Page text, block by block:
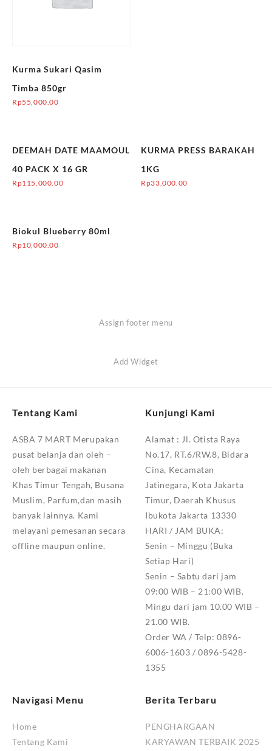
Kurma Sukari Qasim
Timba 850gr
Rp55,000.00
DEEMAH DATE MAAMOUL
40 PACK X 16 GR
Rp115,000.00
KURMA PRESS BARAKAH
1KG
Rp33,000.00
Biokul Blueberry 80ml
Rp10,000.00
Assign footer menu
Add Widget
Tentang Kami
ASBA 7 MART Merupakan
pusat belanja dan oleh –
oleh berbagai makanan
Khas Timur Tengah, Busana
Muslim, Parfum,dan masih
banyak lainnya. Kami
melayani pemesanan secara
offline maupun online.
Kunjungi Kami
Alamat : Jl. Otista Raya
No.17, RT.6/RW.8, Bidara
Cina, Kecamatan
Jatinegara, Kota Jakarta
Timur, Daerah Khusus
Ibukota Jakarta 13330
HARI / JAM BUKA:
Senin – Minggu (Buka
Setiap Hari)
Senin – Sabtu dari jam
09:00 WIB – 21:00 WIB.
Mingu dari jam 10.00 WIB –
21.00 WIB.
Order WA / Telp: 0896-
6006-1603 / 0896-5428-
1355
Navigasi Menu
Home
Tentang Kami
Berita Terbaru
PENGHARGAAN
KARYAWAN TERBAIK 2025